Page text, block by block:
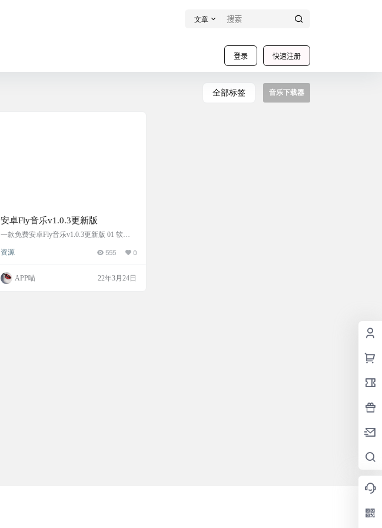
文章
登录 快速注册
全部标签 音乐下载器
安卓Fly音乐v1.0.3更新版
一款免费安卓Fly音乐v1.0.3更新版 01 软件
年03月24日 ? 适用设备： 支持安卓 ? 收费与
系统版本： MIUI12 安卓版本： Android11
测试结果： 高级版 02 功能介绍 截图 一款主
资源 555 0
APP喵 22年3月24日